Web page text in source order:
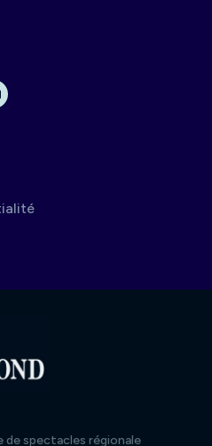
de spectacles régionale